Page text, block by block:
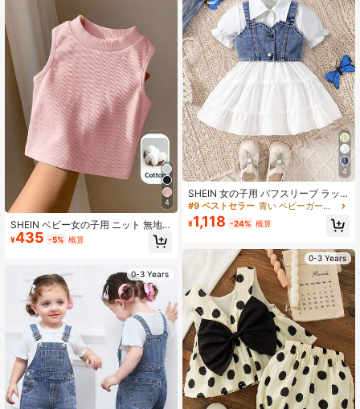
4
SHEIN ベビー女の子用 ニット 無地
ラウンドネック フィット カジュアル
タンクトップ
¥435 -5% 概算
0-3 Years
4
SHEIN 女の子用 パフスリーブ ラッ
フルヘム ドレスとシングルブレスト
ストラップトップ セット
#9 ベストセラー 青い ベビーガールズタンクトップコーデ
¥1,118 -24% 概算
0-3 Years